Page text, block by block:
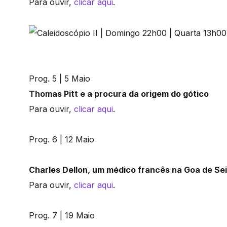
Prog. 5 | 5 Maio
Thomas Pitt e a procura da origem do gótico
Para ouvir, clicar aqui.
Prog. 6 | 12 Maio
Charles Dellon, um médico francês na Goa de
Para ouvir, clicar aqui.
Prog. 7 | 19 Maio